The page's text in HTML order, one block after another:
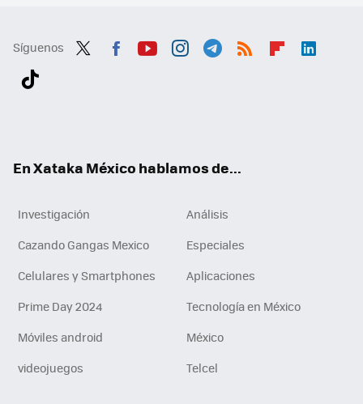
Síguenos
En Xataka México hablamos de...
Investigación
Análisis
Cazando Gangas Mexico
Especiales
Celulares y Smartphones
Aplicaciones
Prime Day 2024
Tecnología en México
Móviles android
México
videojuegos
Telcel